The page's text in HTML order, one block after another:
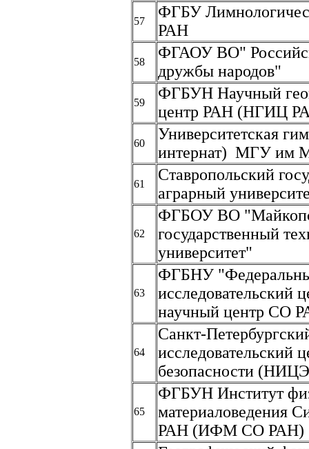
57
ФГБУ
РАН
58
ФГАОУ ВО"
дружбы народов"
59
ФГБУН Научный
центр РАН (НГИЦ
60
Университетская
интернат) МГУ им
61
Ставропольский
аграрный
62
ФГБОУ ВО
государственный
университет"
63
ФГБНУ
исследовательский
научный центр СО
64
Санкт-
исследовательский
безопасности
65
ФГБУН Институт
материаловедения
РАН (ИФМ СО РАН)